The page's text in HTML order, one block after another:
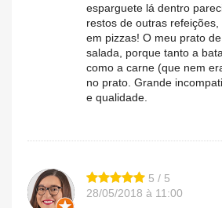
esparguete lá dentro
restos de outras
em pizzas! O meu prato
salada, porque tanto a
como a carne (que nem
no prato. Grande
e qualidade.
5 / 5
28/05/2018 à 11:00